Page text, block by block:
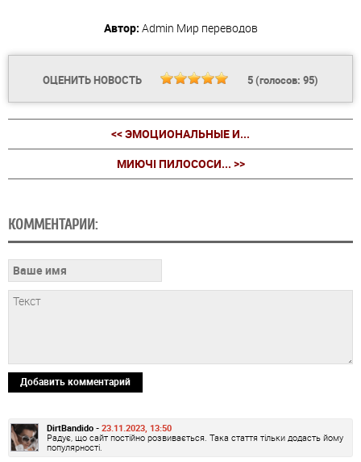
Автор: Admin Мир переводов
ОЦЕНИТЬ НОВОСТЬ 5(голосов: 95)
<< ЭМОЦИОНАЛЬНЫЕ И...
МИЮЧІ ПИЛОСОСИ... >>
КОММЕНТАРИИ:
Добавить комментарий
DirtBandido - 23.11.2023, 13:50
Радує, що сайт постійно розвивається. Така стаття тільки додасть йому
популярності.